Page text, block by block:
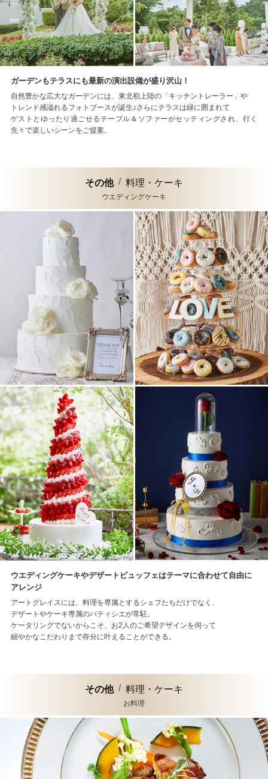
ガーデンもテラスにも最新の演出設備が盛り沢山！
自然豊かな広大なガーデンには、東北初上陸の「キッチントレーラー」や
トレンド感溢れるフォトブースが誕生♪さらにテラスは緑に囲まれて
ゲストとゆったり過ごせるテーブル＆ソファーがセッティングされ、行く
先々で楽しいシーンをご提案。
その他 料理・ケーキ
ウエディングケーキ
ウエディングケーキやデザートビュッフェはテーマに合わせて自由に
アレンジ
アートグレイスには、料理を専属とするシェフたちだけでなく、
デザートやケーキ専属のパティシエが常駐。
ケータリングでないからこそ、お2人のご希望デザインを伺って
細やかなこだわりまで存分に叶えることができる。
その他 料理・ケーキ
お料理